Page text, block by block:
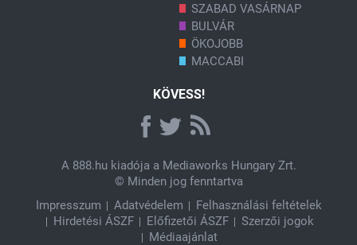
SZABAD VASÁRNAP
BULVÁR
ÖKOJOBB
MACCABI
KÖVESS!
A 888.hukiadója a Mediaworks Hungary Zrt.
© Minden jog fenntartva
Impresszum
Adatvédelem
Felhasználási feltételek
Hirdetési ÁSZF
Előfizetői ÁSZF
Szerzői jogok
Médiaajánlat